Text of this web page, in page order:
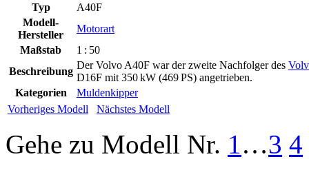
Typ
A40F
Modell-
Hersteller
Motorart
Maßstab
1 : 50
Beschreibung
Der Volvo A40F war der zweite Nachfolger des
D16F mit 350 kW (469 PS) angetrieben.
Kategorien
Muldenkipper
Vorheriges Modell
Nächstes Modell
Gehe zu Modell Nr. 1…3 4